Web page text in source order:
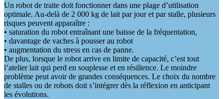
Un robot de traite doit fonctionner dans une plage d’utilisation
optimale. Au-delà de 2 000 kg de lait par jour et par stalle, plusieurs
risques peuvent apparaître :
• saturation du robot entraînant une baisse de la fréquentation,
• davantage de vaches à pousser au robot
• augmentation du stress en cas de panne.
De plus, lorsque le robot arrive en limite de capacité, c’est tout
l’atelier lait qui perd en souplesse et en résilience. Le moindre
problème peut avoir de grandes conséquences. Le choix du nombre
de stalles ou de robots doit s’intégrer dès la réflexion en anticipant
les évolutions.